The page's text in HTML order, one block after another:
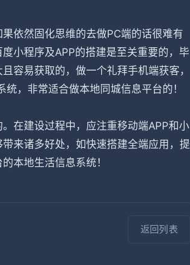
依然固化思维的去做PC端的话很难有
小程序及APP的搭建是至关重要的，毕
容易获取的，做一个礼拜手机端获客，
，非常适合做本地同城信息平台的！
在建设过程中，应注重移动端APP和小
来诸多好处，如快速搭建全端应用，提
本地生活信息系统！
返回列表